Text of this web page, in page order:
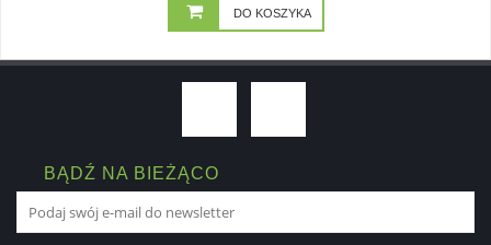
DO KOSZYKA
BĄDŹ NA BIEŻĄCO